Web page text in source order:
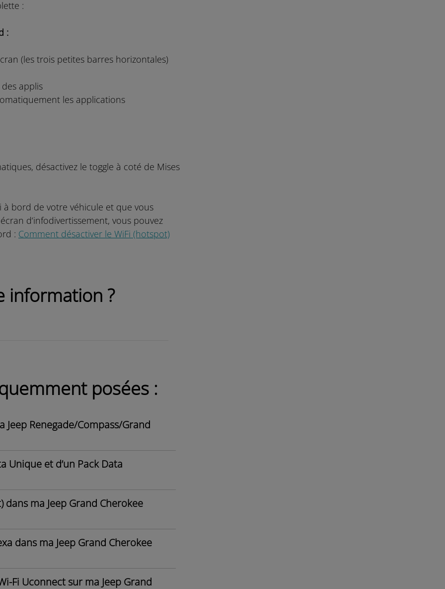
:
:
(les trois petites barres horizontales)
applis
les applications
désactivez le toggle à coté de Mises
à bord de votre véhicule et que vous
d‘infodivertissement, vous pouvez
: Comment désactiver le WiFi (hotspot)
information ?
posées :
Renegade/Compass/Grand
Unique et d’un Pack Data
ma Jeep Grand Cherokee
dans ma Jeep Grand Cherokee
Fi Uconnect sur ma Jeep Grand